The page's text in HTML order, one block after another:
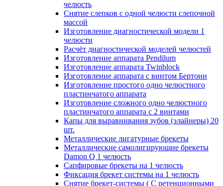
челюсть
Снятие слепков с одной челюсти слепочной
массой
Изготовление диагностической модели 1
челюсти
Расчёт диагностической моделей челюстей
Изготовление аппарата Pendilum
Изготовление аппарата Twinblock
Изготовление аппарата с винтом Бертони
Изготовление простого одно челюстного
пластинчатого аппарата
Изготовление сложного одно челюстного
пластинчатого аппарата с 2 винтами
Капы для выравнивания зубов (элайнеры) 20
шт.
Металлические лигатурные брекеты
Металлические самолигирующие брекеты
Damon Q 1 челюсть
Сапфировые брекеты на 1 челюсть
Фиксация брекет системы на 1 челюсть
Снятие брекет-системы ( С ретенционными